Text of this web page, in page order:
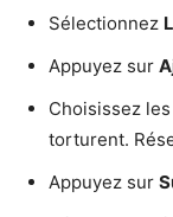
Sélectionnez
Appuyez sur
Choisissez
torturent.
Appuyez sur